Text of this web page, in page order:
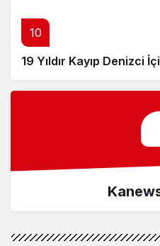
10
19 Yıldır Kayıp Denizci